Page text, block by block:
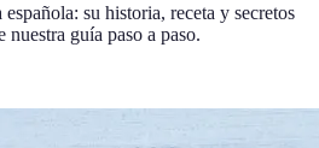
su historia, receta y secretos
guía paso a paso.